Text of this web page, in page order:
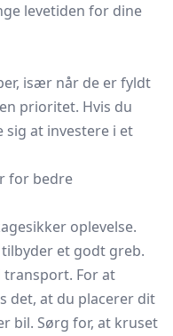
levetiden for dine
især når de er fyldt
prioritet. Hvis du
sig at investere i et
for bedre
oplevelse.
et godt greb.
transport. For at
det, at du placerer dit
bil. Sørg for, at kruset